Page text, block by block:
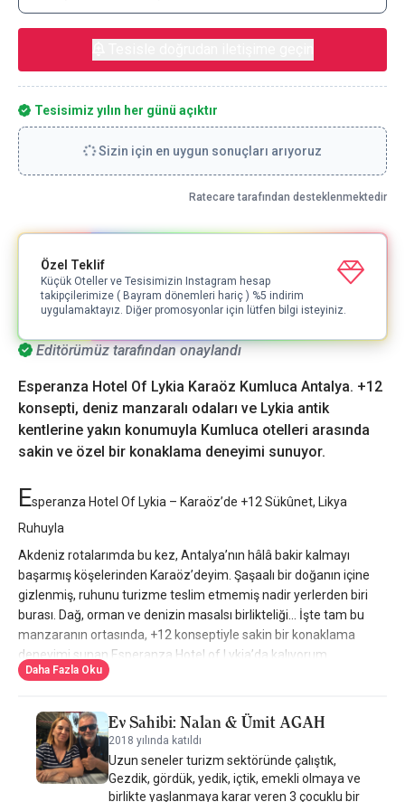
Editörümüz tarafından onaylandı
Esperanza Hotel Of Lykia Karaöz Kumluca Antalya. +12
konsepti, deniz manzaralı odaları ve Lykia antik
kentlerine yakın konumuyla Kumluca otelleri arasında
sakin ve özel bir konaklama deneyimi sunuyor.
Esperanza Hotel Of Lykia – Karaöz’de +12 Sükûnet, Likya
Ruhuyla
Akdeniz rotalarımda bu kez, Antalya’nın hâlâ bakir kalmayı
başarmış köşelerinden Karaöz’deyim. Şaşaalı bir doğanın içine
gizlenmiş, ruhunu turizme teslim etmemiş nadir yerlerden biri
burası. Dağ, orman ve denizin masalsı birlikteliği… İşte tam bu
manzaranın ortasında, +12 konseptiyle sakin bir konaklama
deneyimi sunan Esperanza Hotel of Lykia’da kalıyorum.
Biz Küçük ve Butik Oteller Sitesi editörleri için bazı yerler
olarak böyle bir yer. Özellikle sonbahar ve kış aylarında sessizlik,
inziva, yürüyüş ve kültürel keşif arayanlar için Kumluca otelleri
arasında ayrı bir noktada duruyor.
Likya Coğrafyasının Kalbinde
Daha Fazla Oku
Ev Sahibi: Nalan & Ümit AGAH
2018 yılında katıldı
Uzun seneler turizm sektöründe çalıştık,
Gezdik, gördük, yedik, içtik, emekli olmaya ve
birlikte yaşlanmaya karar veren 3 çocuklu bir
Tesisimiz yılın her günü açıktır
Sizin için en uygun sonuçları arıyoruz
Ratecare tarafından desteklenmektedir
Özel Teklif
Küçük Oteller ve Tesisimizin Instagram hesap
takipçilerimize ( Bayram dönemleri hariç ) %5 indirim
uygulamaktayız. Diğer promosyonlar için lütfen bilgi isteyiniz.